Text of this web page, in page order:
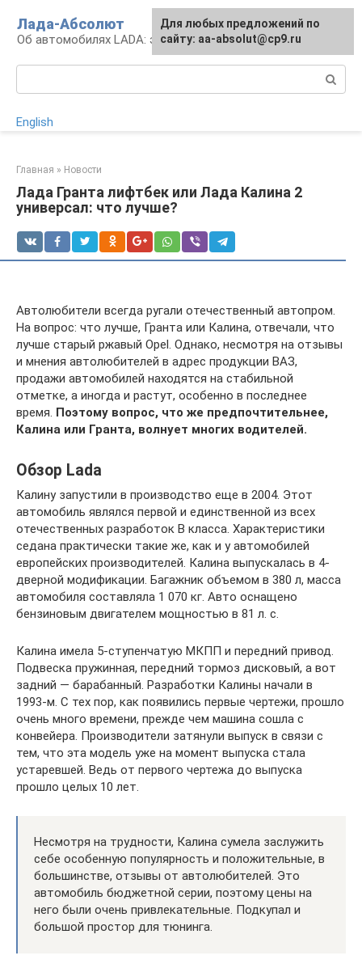
контенту
Лада-Абсолют
Об автомобилях LADA: эксплуатация и сервис
English
Главная » Новости
Лада Гранта лифтбек или Лада Калина 2
универсал: что лучше?
Автолюбители всегда ругали отечественный автопром.
На вопрос: что лучше, Гранта или Калина, отвечали, что
лучше старый ржавый Opel. Однако, несмотря на отзывы
и мнения автолюбителей в адрес продукции ВАЗ,
продажи автомобилей находятся на стабильной
отметке, а иногда и растут, особенно в последнее
время. Поэтому вопрос, что же предпочтительнее,
Калина или Гранта, волнует многих водителей.
Обзор Lada
Калину запустили в производство еще в 2004. Этот
автомобиль являлся первой и единственной из всех
отечественных разработок B класса. Характеристики
седана практически такие же, как и у автомобилей
европейских производителей. Калина выпускалась в 4-
дверной модификации. Багажник объемом в 380 л, масса
автомобиля составляла 1 070 кг. Авто оснащено
бензиновым двигателем мощностью в 81 л. с.
Калина имела 5-ступенчатую МКПП и передний привод.
Подвеска пружинная, передний тормоз дисковый, а вот
задний — барабанный. Разработки Калины начали в
1993-м. С тех пор, как появились первые чертежи, прошло
очень много времени, прежде чем машина сошла с
конвейера. Производители затянули выпуск в связи с
тем, что эта модель уже на момент выпуска стала
устаревшей. Ведь от первого чертежа до выпуска
прошло целых 10 лет.
Несмотря на трудности, Калина сумела заслужить
себе особенную популярность и положительные, в
большинстве, отзывы от автолюбителей. Это
автомобиль бюджетной серии, поэтому цены на
него были очень привлекательные. Подкупал и
большой простор для тюнинга.
Для любых предложений по
сайту: aa-absolut@cp9.ru